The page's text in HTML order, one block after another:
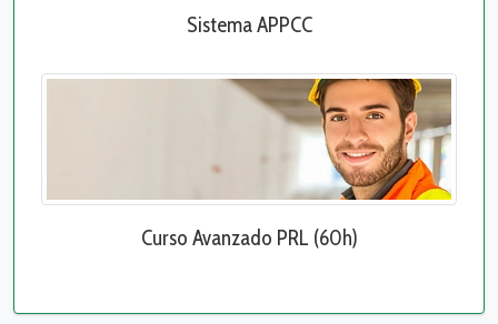
Sistema APPCC
Curso Avanzado PRL (60h)